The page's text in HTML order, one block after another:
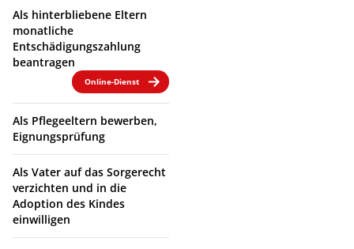
Als hinterbliebene Eltern
monatliche
Entschädigungszahlung
beantragen
Online-Dienst
Als Pflegeeltern bewerben,
Eignungsprüfung
Als Vater auf das Sorgerecht
verzichten und in die
Adoption des Kindes
einwilligen